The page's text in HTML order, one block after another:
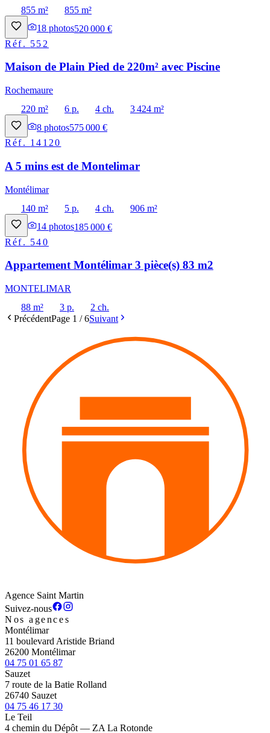
855 m²
855 m²
18 photos520 000 €
Réf. 552
Maison de Plain Pied de 220m² avec Piscine
Rochemaure
220 m²
6 p. 4 ch.
3 424 m²
8 photos575 000 €
Réf. 14120
A 5 mins est de Montelimar
Montélimar
140 m²
5 p. 4 ch.
906 m²
14 photos185 000 €
Réf. 540
Appartement Montélimar 3 pièce(s) 83 m2
MONTELIMAR
88 m²
3 p.
2 ch.
PrécédentPage 1 /6Suivant
Agence Saint Martin
Suivez-nous
Nos agences
Montélimar
11 boulevard Aristide Briand
26200 Montélimar
04 75 01 65 87
Sauzet
7 route de la Batie Rolland
26740 Sauzet
04 75 46 17 30
Le Teil
4 chemin du Dépôt — ZA La Rotonde